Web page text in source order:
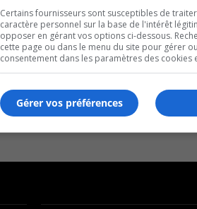
Certains fournisseurs sont susceptibles de
caractère personnel sur la base de l'intérêt
opposer en gérant vos options ci-dessous.
cette page ou dans le menu du site pour gérer
consentement dans les paramètres des cookies
Gérer vos préférences